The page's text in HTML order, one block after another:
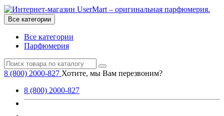
Все категории
Все категории
Парфюмерия
8 (800) 2000-827 Хотите, мы Вам перезвоним?
8 (800) 2000-827